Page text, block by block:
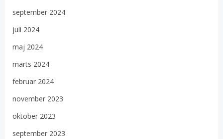
september 2024
juli 2024
maj 2024
marts 2024
februar 2024
november 2023
oktober 2023
september 2023